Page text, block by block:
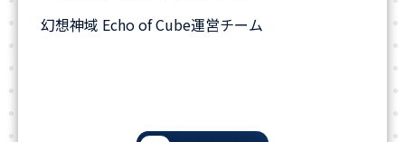
幻想神域 Echo of Cube運営チーム